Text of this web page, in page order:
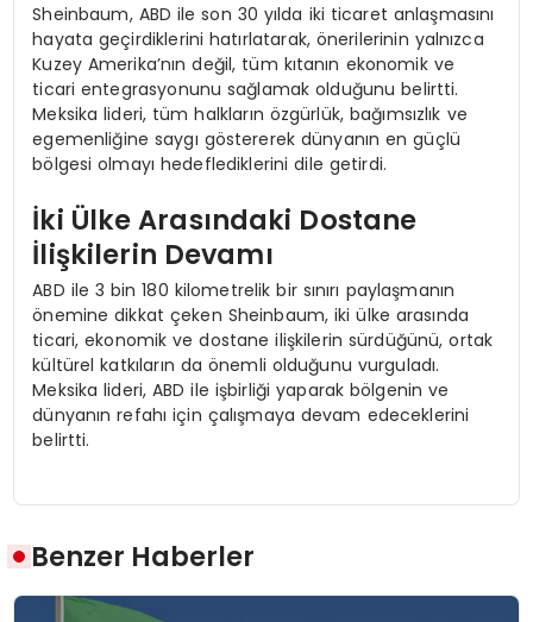
Sheinbaum, ABD ile son 30 yılda iki ticaret anlaşmasını
hayata geçirdiklerini hatırlatarak, önerilerinin yalnızca
Kuzey Amerika’nın değil, tüm kıtanın ekonomik ve
ticari entegrasyonunu sağlamak olduğunu belirtti.
Meksika lideri, tüm halkların özgürlük, bağımsızlık ve
egemenliğine saygı göstererek dünyanın en güçlü
bölgesi olmayı hedeflediklerini dile getirdi.
İki Ülke Arasındaki Dostane
İlişkilerin Devamı
ABD ile 3 bin 180 kilometrelik bir sınırı paylaşmanın
önemine dikkat çeken Sheinbaum, iki ülke arasında
ticari, ekonomik ve dostane ilişkilerin sürdüğünü, ortak
kültürel katkıların da önemli olduğunu vurguladı.
Meksika lideri, ABD ile işbirliği yaparak bölgenin ve
dünyanın refahı için çalışmaya devam edeceklerini
belirtti.
Benzer Haberler